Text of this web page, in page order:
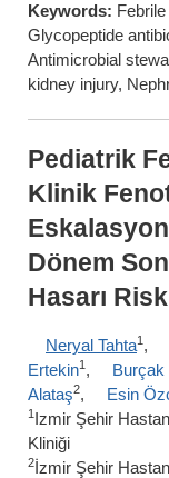
Keywords:
Glycopeptide
Antimicrobial
kidney injury,
Pediatrik
Klinik
Dönem
Hasarı
Neryal Tahta1 ,
Ertekin1 , Burçak
Alataş2, Esin
1 Izmir Şehir
Kliniği
2İzmir Şehir